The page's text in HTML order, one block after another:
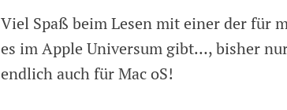
Viel Spaß beim Lesen mit einer der für
es im Apple Universum gibt…, bisher
endlich auch für Mac oS!